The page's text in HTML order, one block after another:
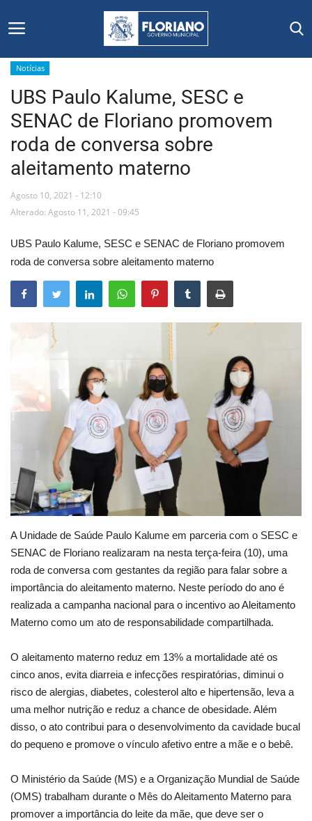
Início
Editais
Floriano
Secretarias e Órgãos
Mural de Licitações
Vídeos
Webmail
Notícias
UBS Paulo Kalume, SESC e
SENAC de Floriano promovem
roda de conversa sobre
aleitamento materno
Agosto 10, 2021 - 12:10
Alterado: Agosto 11, 2021 - 09:45
UBS Paulo Kalume, SESC e SENAC de Floriano promovem
roda de conversa sobre aleitamento materno
A Unidade de Saúde Paulo Kalume em parceria com o SESC e
SENAC de Floriano realizaram na nesta terça-feira (10), uma
roda de conversa com gestantes da região para falar sobre a
importância do aleitamento materno. Neste período do ano é
realizada a campanha nacional para o incentivo ao Aleitamento
Materno como um ato de responsabilidade compartilhada.
O aleitamento materno reduz em 13% a mortalidade até os
cinco anos, evita diarreia e infecções respiratórias, diminui o
risco de alergias, diabetes, colesterol alto e hipertensão, leva a
uma melhor nutrição e reduz a chance de obesidade. Além
disso, o ato contribui para o desenvolvimento da cavidade bucal
do pequeno e promove o vínculo afetivo entre a mãe e o bebê.
O Ministério da Saúde (MS) e a Organização Mundial de Saúde
(OMS) trabalham durante o Mês do Aleitamento Materno para
promover a importância do leite da mãe, que deve ser o